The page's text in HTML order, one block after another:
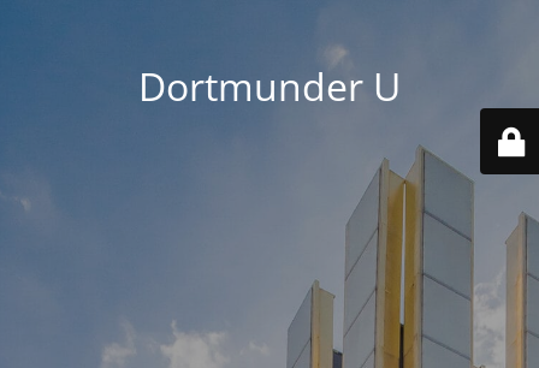
Dortmunder U